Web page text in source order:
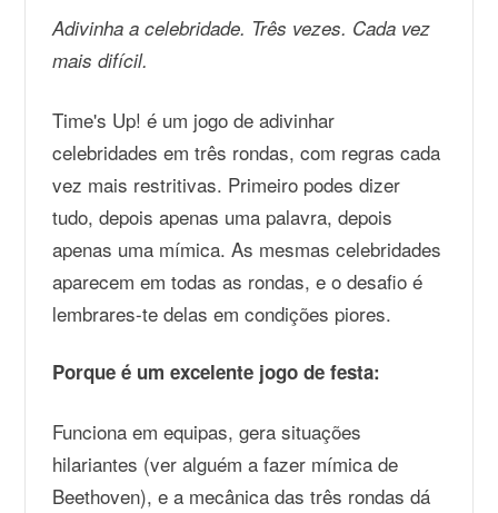
Adivinha a celebridade. Três vezes. Cada vez
mais difícil.
Time's Up! é um jogo de adivinhar
celebridades em três rondas, com regras cada
vez mais restritivas. Primeiro podes dizer
tudo, depois apenas uma palavra, depois
apenas uma mímica. As mesmas celebridades
aparecem em todas as rondas, e o desafio é
lembrares-te delas em condições piores.
Porque é um excelente jogo de festa:
Funciona em equipas, gera situações
hilariantes (ver alguém a fazer mímica de
Beethoven), e a mecânica das três rondas dá